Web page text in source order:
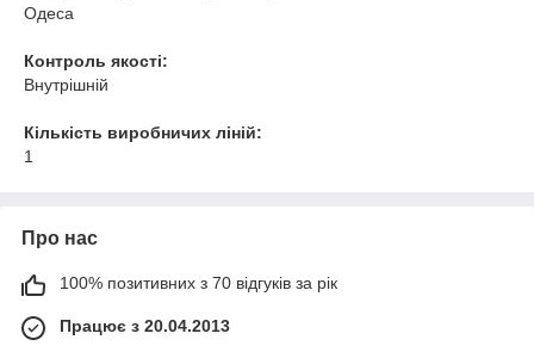
Одеса
Контроль якості:
Внутрішній
Кількість виробничих ліній:
1
Про нас
100% позитивних з 70 відгуків за рік
Працює з 20.04.2013